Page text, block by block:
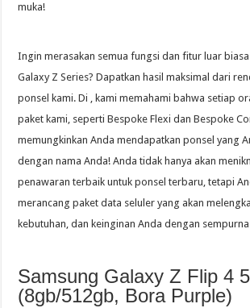
muka!
Ingin merasakan semua fungsi dan fitur luar
Galaxy Z Series? Dapatkan hasil maksimal dari
ponsel kami. Di , kami memahami bahwa setiap
paket kami, seperti Bespoke Flexi dan Bespoke
memungkinkan Anda mendapatkan ponsel yang
dengan nama Anda! Anda tidak hanya akan
penawaran terbaik untuk ponsel terbaru, tetapi
merancang paket data seluler yang akan
kebutuhan, dan keinginan Anda dengan
Samsung Galaxy Z Flip 4
(8gb/512gb, Bora Purple)